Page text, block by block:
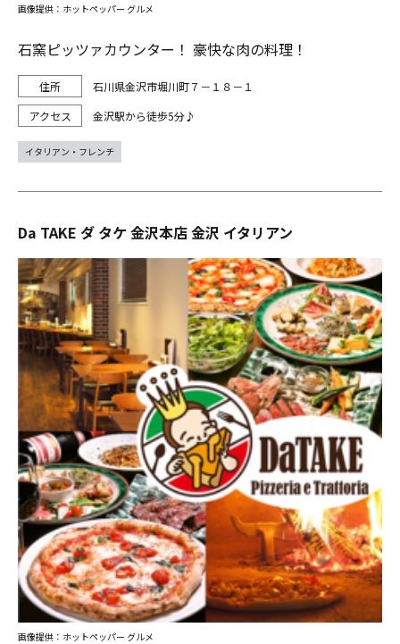
石窯ピッツァカウンター！ 豪快な肉の料理！
石川県金沢市堀川町７－１８－１
金沢駅から徒歩5分♪
画像提供：ホットペッパー グルメ
イタリアン・フレンチ
Da TAKE ダ タケ 金沢本店 金沢 イタリアン
画像提供：ホットペッパー グルメ